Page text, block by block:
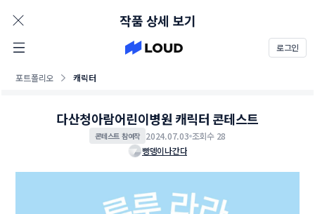
로그인
포트폴리오 캐릭터
작품 상세 보기
다산청아람어린이병원 캐릭터 콘테스트
콘테스트 참여작 2024.07.03 조회수 28
빵뎅이나간다